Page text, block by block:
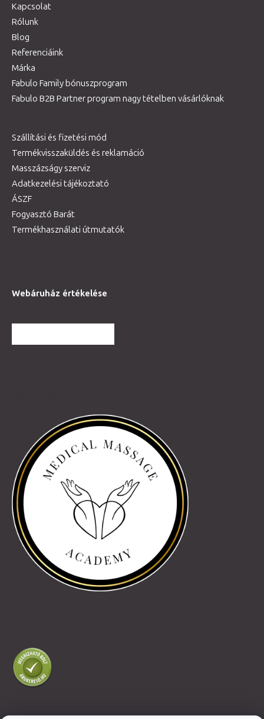
Kapcsolat
Rólunk
Blog
Referenciáink
Márka
Fabulo Family bónuszprogram
Fabulo B2B Partner program nagy tételben vásárlóknak
Szállítási és fizetési mód
Termékvisszaküldés és reklamáció
Masszázságy szerviz
Adatkezelési tájékoztató
ÁSZF
Fogyasztó Barát
Termékhasználati útmutatók
Webáruház értékelése